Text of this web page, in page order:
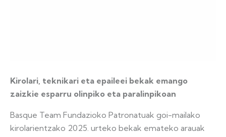
Kirolari, teknikari eta epaileei bekak emango
zaizkie esparru olinpiko eta paralinpikoan
Basque Team Fundazioko Patronatuak goi-mailako
kirolarientzako 2025. urteko bekak emateko arauak